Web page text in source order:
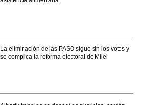
La eliminación de las PASO sigue sin los votos y
se complica la reforma electoral de Milei